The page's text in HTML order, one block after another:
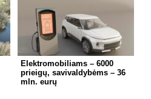
Elektromobiliams – 6000
prieigų, savivaldybėms – 36
mln. eurų